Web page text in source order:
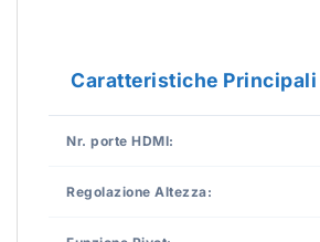
Caratteristiche Principali
Nr. porte HDMI:
Regolazione Altezza: